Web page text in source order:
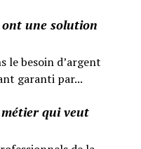
une solution
le besoin d’argent
garanti par...
qui veut